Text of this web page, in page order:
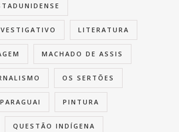
LITERATURA
MACHADO DE ASSIS
OS SERTÕES
PARAGUAI PINTURA
QUESTÃO INDÍGENA